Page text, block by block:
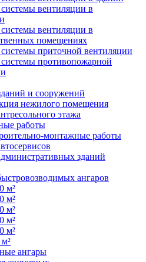
системы вентиляции в
системы вентиляции в
помещениях
системы приточной вентиляции
системы противопожарной
и сооружений
нежилого помещения
этажа
работы
монтажные работы
зданий
ангаров
м²
м²
м²
м²
м²
ангары